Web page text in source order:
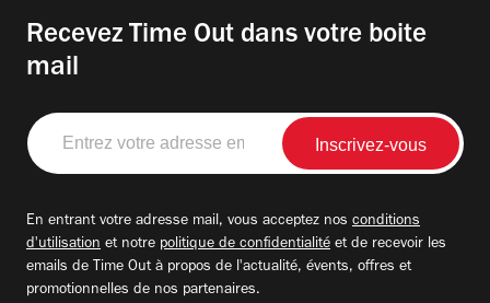
Recevez Time Out dans votre boite
mail
Entrez
votre
adresse
En entrant votre adresse mail, vous acceptez nos conditions
d'utilisation et notre politique de confidentialité et de recevoir les
emails de Time Out à propos de l'actualité, évents, offres et
promotionnelles de nos partenaires.